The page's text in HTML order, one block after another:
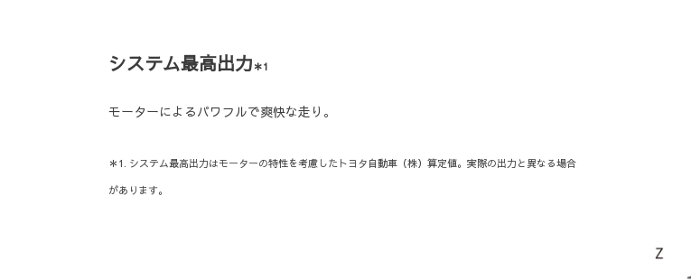
システム最高出力 ＊1
モーターによるパワフルで爽快な走り。
＊1. システム最高出力はモーターの特性を考慮したトヨタ自動車（株）算定値。実際の出力と異なる場合
があります。